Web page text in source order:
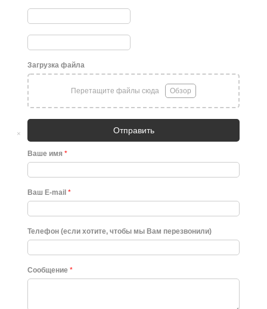
Загрузка файла
Перетащите файлы сюда Обзор
Отправить
×
Ваше имя *
Ваш E-mail *
Телефон (если хотите, чтобы мы Вам перезвонили)
Сообщение *